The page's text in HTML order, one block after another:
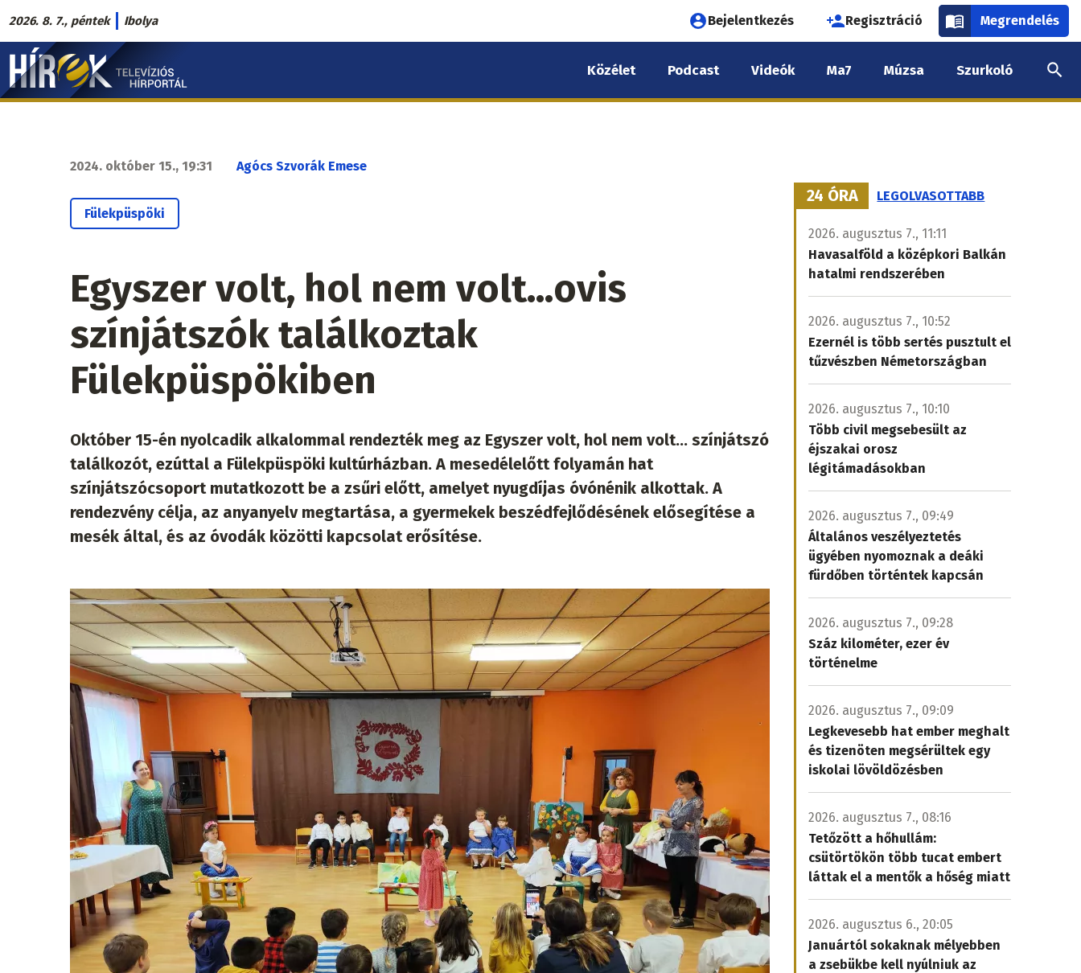
Ugrás
a
tartalomra
2026. 8. 7., péntek Ibolya
Felhasználói
fiók
menüje
Bejelentkezés Regisztráció Megrendelés
Hírek.sk
fő
Közélet Podcast Videók Ma7 Múzsa Szurkoló
2024. október 15., 19:31 Agócs Szvorák Emese
Fülekpüspöki
Egyszer volt, hol nem volt...ovis
színjátszók találkoztak
Fülekpüspökiben
Október 15-én nyolcadik alkalommal rendezték meg az Egyszer volt, hol nem volt... színjátszó
találkozót, ezúttal a Fülekpüspöki kultúrházban. A mesedélelőtt folyamán hat
színjátszócsoport mutatkozott be a zsűri előtt, amelyet nyugdíjas óvónénik alkottak. A
rendezvény célja, az anyanyelv megtartása, a gyermekek beszédfejlődésének elősegítése a
mesék által, és az óvodák közötti kapcsolat erősítése.
24 ÓRA LEGOLVASOTTABB
2026. augusztus 7., 11:11
Havasalföld a középkori Balkán
hatalmi rendszerében
2026. augusztus 7., 10:52
Ezernél is több sertés pusztult el
tűzvészben Németországban
2026. augusztus 7., 10:10
Több civil megsebesült az
éjszakai orosz
légitámadásokban
2026. augusztus 7., 09:49
Általános veszélyeztetés
ügyében nyomoznak a deáki
fürdőben történtek kapcsán
2026. augusztus 7., 09:28
Száz kilométer, ezer év
történelme
2026. augusztus 7., 09:09
Legkevesebb hat ember meghalt
és tizenöten megsérültek egy
iskolai lövöldözésben
2026. augusztus 7., 08:16
Tetőzött a hőhullám:
csütörtökön több tucat embert
láttak el a mentők a hőség miatt
2026. augusztus 6., 20:05
Januártól sokaknak mélyebben
a zsebükbe kell nyúlniuk az